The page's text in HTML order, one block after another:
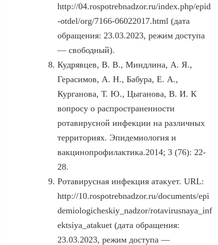
http://04.rospotrebnadzor.ru/index.php/epid
-otdel/org/7166-06022017.html (дата
обращения: 23.03.2023, режим доступа
— свободный).
Кудрявцев, В. В., Миндлина, А. Я.,
Герасимов, А. Н., Бабура, Е. А.,
Курганова, Т. Ю., Цыганова, В. И. К
вопросу о распространенности
ротавирусной инфекции на различных
территориях. Эпидемиология и
вакцинопрофилактика.2014; 3 (76): 22-
28.
Ротавирусная инфекция атакует. URL:
http://10.rospotrebnadzor.ru/documents/epi
demiologicheskiy_nadzor/rotavirusnaya_inf
ektsiya_atakuet (дата обращения:
23.03.2023, режим доступа —